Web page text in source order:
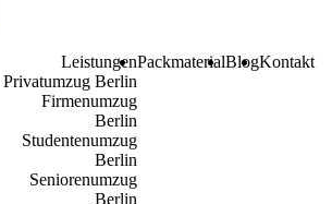
Leistungen
Privatumzug Berlin
Firmenumzug
Berlin
Studentenumzug
Berlin
Seniorenumzug
Berlin
PackmaterialBlogKontakt